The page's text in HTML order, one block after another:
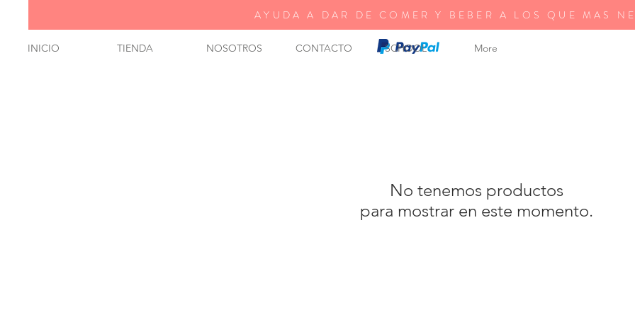
INICIO TIENDA NOSOTROS CONTACTO SCHOOL More
AYUDA A DAR DE COMER Y BEBER A LOS QUE MAS
No tenemos productos
para mostrar en este momento.